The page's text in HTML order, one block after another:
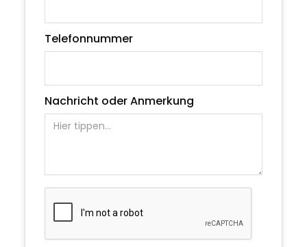
Telefonnummer
Nachricht oder Anmerkung